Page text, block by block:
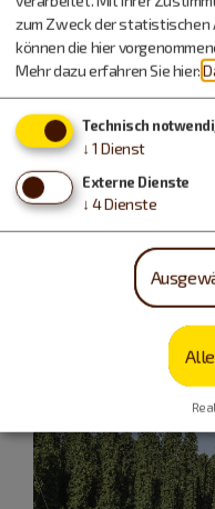
im Neuen Schloss –
militärhistorischen
deutsche
zum Zweck der
können die hier
Mehr dazu erfahren Sie hier:
Technisch
↓ 1 Dienst
Externe Dienste
↓ 4Dienste